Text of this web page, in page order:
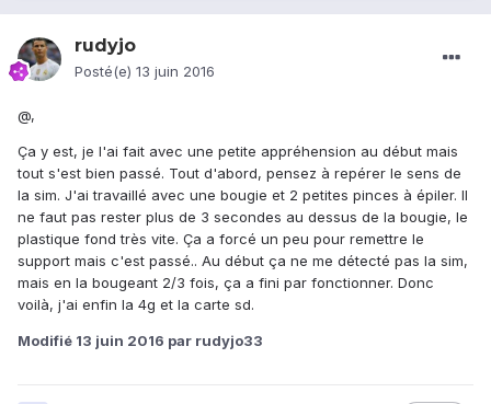
rudyjo
Posté(e) 13 juin 2016
@,
Ça y est, je l'ai fait avec une petite appréhension au début mais
tout s'est bien passé. Tout d'abord, pensez à repérer le sens de
la sim. J'ai travaillé avec une bougie et 2 petites pinces à épiler. Il
ne faut pas rester plus de 3 secondes au dessus de la bougie, le
plastique fond très vite. Ça a forcé un peu pour remettre le
support mais c'est passé.. Au début ça ne me détecté pas la sim,
mais en la bougeant 2/3 fois, ça a fini par fonctionner. Donc
voilà, j'ai enfin la 4g et la carte sd.
Modifié 13 juin 2016 par rudyjo33